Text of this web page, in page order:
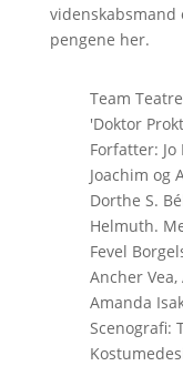
videnskabsmand
pengene her.
Team
'Doktor
Forfatter:
Joachim og
Dorthe S.
Helmuth.
Fevel
Ancher
Amanda
Scenografi: